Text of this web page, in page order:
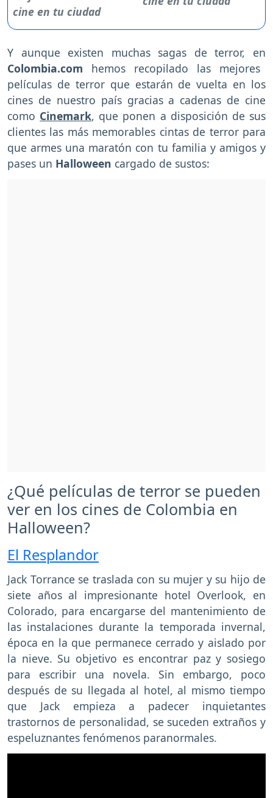
Y aunque existen muchas sagas de terror, en
Colombia.com hemos recopilado las mejores
películas de terror que estarán de vuelta en los
cines de nuestro país gracias a cadenas de cine
como Cinemark, que ponen a disposición de sus
clientes las más memorables cintas de terror para
que armes una maratón con tu familia y amigos y
pases un Halloween cargado de sustos:
¿Qué películas de terror se pueden
ver en los cines de Colombia en
Halloween?
El Resplandor
Jack Torrance se traslada con su mujer y su hijo de
siete años al impresionante hotel Overlook, en
Colorado, para encargarse del mantenimiento de
las instalaciones durante la temporada invernal,
época en la que permanece cerrado y aislado por
la nieve. Su objetivo es encontrar paz y sosiego
para escribir una novela. Sin embargo, poco
después de su llegada al hotel, al mismo tiempo
que Jack empieza a padecer inquietantes
trastornos de personalidad, se suceden extraños y
espeluznantes fenómenos paranormales.